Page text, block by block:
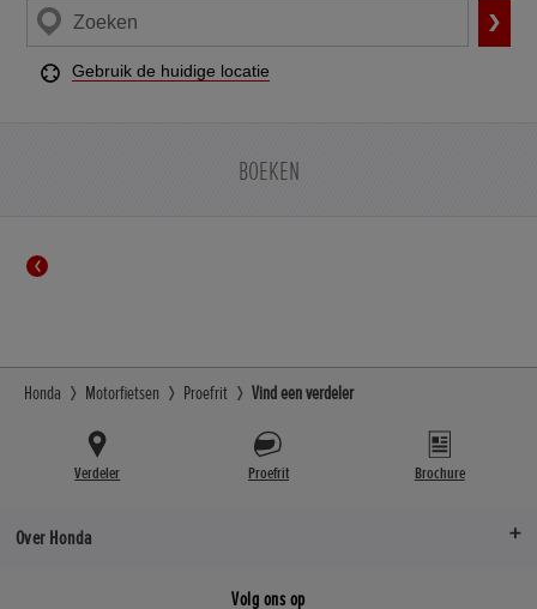
Zoek
verdelers
Gebruik de huidige locatie
BOEKEN
Honda Motorfietsen Proefrit Vind een verdeler
Verdeler Proefrit Brochure
Over Honda
Volg ons op